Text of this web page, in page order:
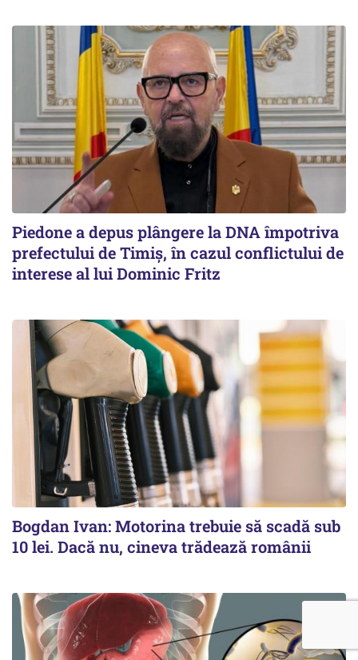
Piedone a depus plângere la DNA împotriva
prefectului de Timiș, în cazul conflictului de
interese al lui Dominic Fritz
Bogdan Ivan: Motorina trebuie să scadă sub
10 lei. Dacă nu, cineva trădează românii